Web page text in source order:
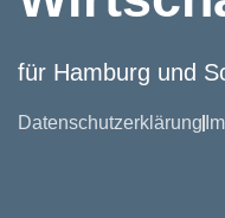
für Hamburg und
Datenschutzerklärung